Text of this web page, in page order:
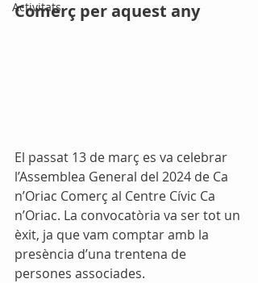
Activitats
Comerç per aquest any
El passat 13 de març es va celebrar
l’Assemblea General del 2024 de Ca
n’Oriac Comerç al Centre Cívic Ca
n’Oriac. La convocatòria va ser tot un
èxit, ja que vam comptar amb la
presència d’una trentena de
persones associades.